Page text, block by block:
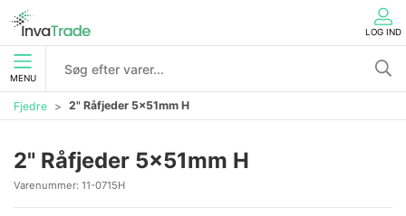
LOG IND
MENU
Fjedre 2" Råfjeder 5x51mm H
2" Råfjeder 5x51mm H
Varenummer: 11-0715H